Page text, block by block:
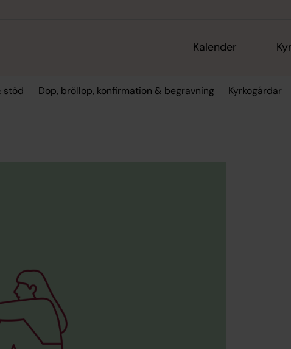
Kalender
stöd Dop, bröllop, konfirmation & begravning Kyrkogårdar